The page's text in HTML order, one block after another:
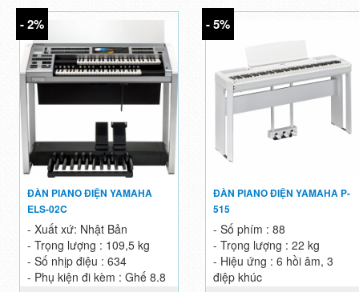
- 2%
ĐÀN PIANO ĐIỆN YAMAHA
ELS-02C
- Xuất xứ: Nhật Bản
- Trọng lượng : 109,5 kg
- Số nhịp điệu : 634
- Phụ kiện đi kèm : Ghế 8.8
- 5%
ĐÀN PIANO ĐIỆN YAMAHA P-
515
- Số phím : 88
- Trọng lượng : 22 kg
- Hiệu ứng : 6 hồi âm, 3
điệp khúc